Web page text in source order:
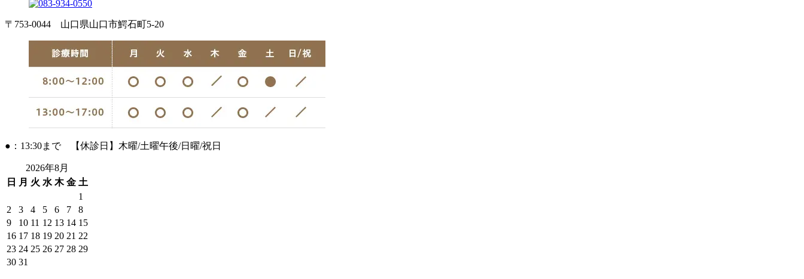
〒753-0044 山口県山口市鰐石町5-20
●：13:30まで 【休診日】木曜/土曜午後/日曜/祝日
2026年8月
日
月 火 水 木 金 土
1
2
3 4 5 6 7
8
9
10 11 12 13 14 15
16 17 18 19 20 21 22
23 24 25 26 27 28 29
30 31